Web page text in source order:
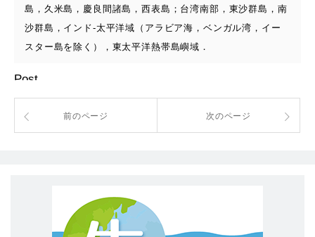
島，久米島，慶良間諸島，西表島；台湾南部，東沙群島，南
沙群島，インド-太平洋域（アラビア海，ベンガル湾，イー
スター島を除く），東太平洋熱帯島嶼域．
Post
前のページ 次のページ